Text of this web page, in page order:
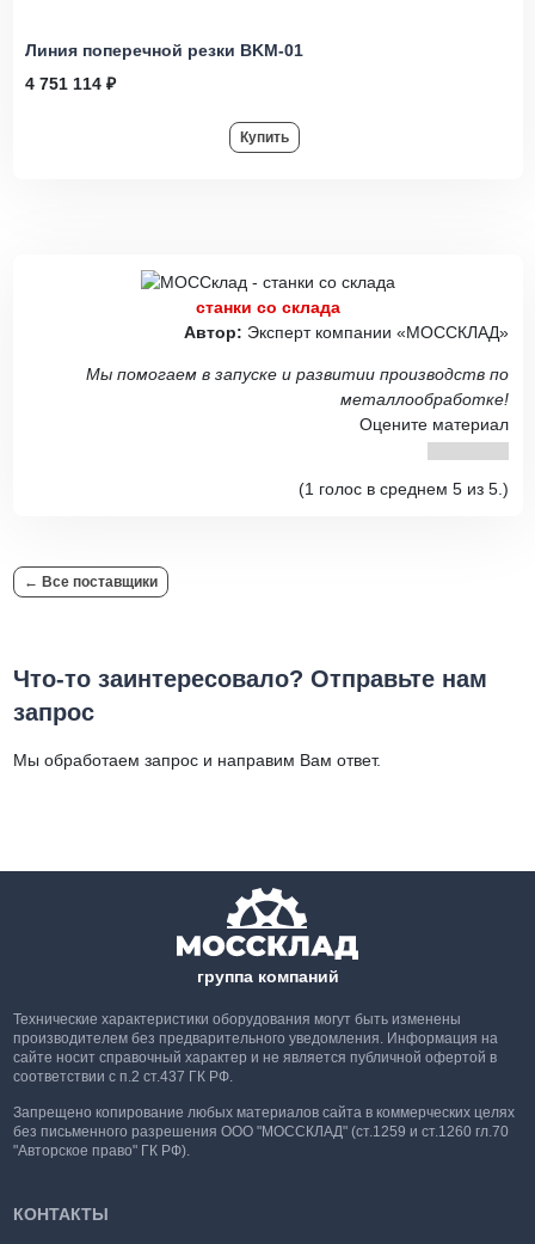
Линия поперечной резки BKM-01
4 751 114 ₽
Купить
станки со склада
Автор: Эксперт компании «МОССКЛАД»
Мы помогаем в запуске и развитии производств по
металлообработке!
Оцените материал
(1 голос в среднем 5 из 5.)
← Все поставщики
Что-то заинтересовало? Отправьте нам
запрос
Мы обработаем запрос и направим Вам ответ.
группа компаний
Технические характеристики оборудования могут быть изменены
производителем без предварительного уведомления. Информация на
сайте носит справочный характер и не является публичной офертой в
соответствии с п.2 ст.437 ГК РФ.
Запрещено копирование любых материалов сайта в коммерческих целях
без письменного разрешения ООО "МОССКЛАД" (ст.1259 и ст.1260 гл.70
"Авторское право" ГК РФ).
КОНТАКТЫ